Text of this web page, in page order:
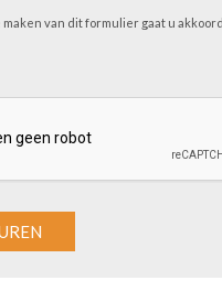
van dit formulier gaat u